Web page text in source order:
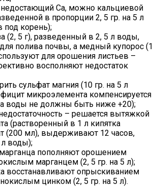
недостающий Са, можно кальциевой
в пропорции 2, 5 гр. на 5 л
под корень);
(2, 5 г), разведенный в 2, 5 л воды,
полива почвы, а медный купорос (1
для орошения листьев –
восполняют недостаток
сульфат магния (10 гр. на 5 л
микроэлемента компенсируется
воды не должны быть ниже +20);
– решается вытяжкой
(растворенный в 1 л кипятка
(200 мл), выдерживают 12 часов,
воды);
пополняют орошением
марганцем (2, 5 гр. на 5 л);
восстанавливают опрыскиванием
цинком (2, 5 гр. на 5 л).